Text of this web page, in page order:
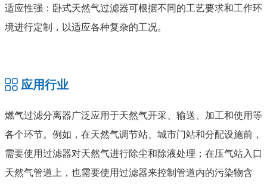
适应性强：卧式天然气过滤器可根据不同的工艺要求和工作环
境进行定制，以适应各种复杂的工况。
应用行业
燃气过滤分离器广泛应用于天然气开采、输送、加工和使用等
各个环节。例如，在天然气调节站、城市门站和分配设施前，
需要使用过滤器对天然气进行除尘和除液处理；在压气站入口
天然气管道上，也需要使用过滤器来控制管道内的污染物含